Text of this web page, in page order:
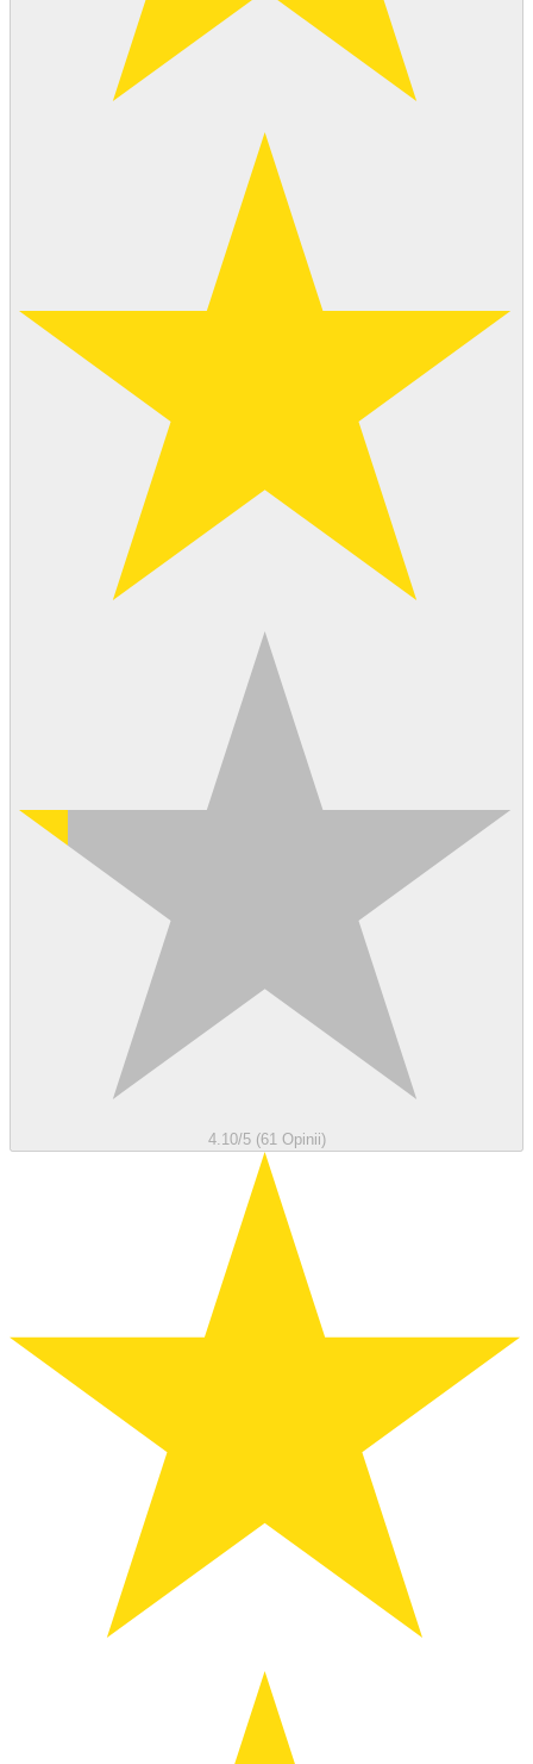
4.10/5 (61 Opinii)